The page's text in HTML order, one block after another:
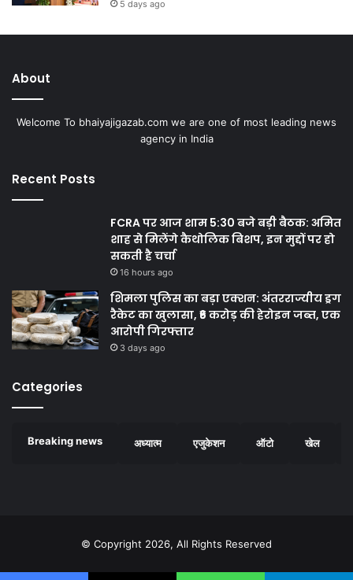
5 days ago
About
Welcome To bhaiyajigazab.com we are one of most leading news
agency in India
Recent Posts
FCRA पर आज शाम 5:30 बजे बड़ी बैठक: अमित
शाह से मिलेंगे कैथोलिक बिशप, इन मुद्दों पर हो
सकती है चर्चा
16 hours ago
शिमला पुलिस का बड़ा एक्शन: अंतरराज्यीय ड्रग
रैकेट का खुलासा, ₹6 करोड़ की हेरोइन जब्त, एक
आरोपी गिरफ्तार
3 days ago
Categories
Breaking news अध्यात्म एजुकेशन ऑटो खेल
© Copyright 2026, All Rights Reserved